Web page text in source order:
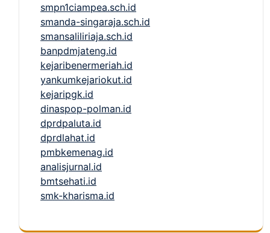
smpn1ciampea.sch.id
smanda-singaraja.sch.id
smansaliliriaja.sch.id
banpdmjateng.id
kejaribenermeriah.id
yankumkejariokut.id
kejaripgk.id
dinaspop-polman.id
dprdpaluta.id
dprdlahat.id
pmbkemenag.id
analisjurnal.id
bmtsehati.id
smk-kharisma.id